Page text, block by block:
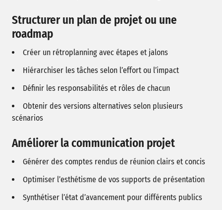
Structurer un plan de projet ou une
roadmap
Créer un rétroplanning avec étapes et jalons
Hiérarchiser les tâches selon l’effort ou l’impact
Définir les responsabilités et rôles de chacun
Obtenir des versions alternatives selon plusieurs
scénarios
Améliorer la communication projet
Générer des comptes rendus de réunion clairs et concis
Optimiser l’esthétisme de vos supports de présentation
Synthétiser l’état d’avancement pour différents publics